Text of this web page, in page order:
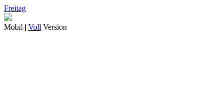
Freitag
Mobil | Voll Version